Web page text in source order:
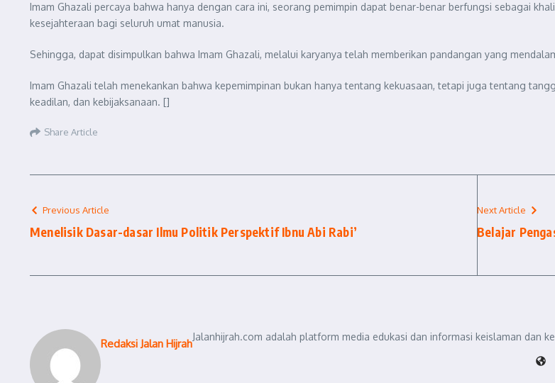
Imam Ghazali percaya bahwa hanya dengan cara ini, seorang pemimpin dapat benar-benar berfungsi sebagai
kesejahteraan bagi seluruh umat manusia.
Sehingga, dapat disimpulkan bahwa Imam Ghazali, melalui karyanya telah memberikan pandangan yang
Imam Ghazali telah menekankan bahwa kepemimpinan bukan hanya tentang kekuasaan, tetapi juga tentang
keadilan, dan kebijaksanaan. []
Share Article
Previous Article
Menelisik Dasar-dasar Ilmu Politik Perspektif Ibnu Abi Rabi’
Next Article
Belajar
Redaksi Jalan Hijrah
Jalanhijrah.com adalah platform media edukasi dan informasi keislaman dan